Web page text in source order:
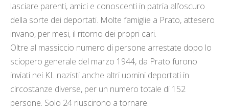
lasciare parenti, amici e conoscenti in patria all’oscuro
della sorte dei deportati. Molte famiglie a Prato, attesero
invano, per mesi, il ritorno dei propri cari.
Oltre al massiccio numero di persone arrestate dopo lo
sciopero generale del marzo 1944, da Prato furono
inviati nei KL nazisti anche altri uomini deportati in
circostanze diverse, per un numero totale di 152
persone. Solo 24 riuscirono a tornare.